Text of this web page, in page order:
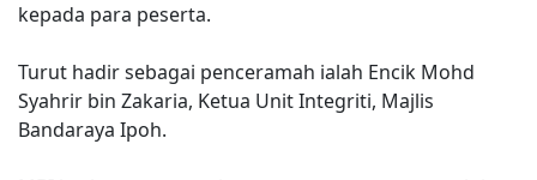
kepada para peserta.
Turut hadir sebagai penceramah ialah Encik Mohd
Syahrir bin Zakaria, Ketua Unit Integriti, Majlis
Bandaraya Ipoh.